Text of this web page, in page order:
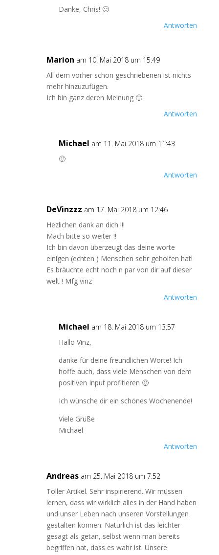
Danke, Chris! 🙂
Antworten
Marion am 10. Mai 2018 um 15:49
All dem vorher schon geschriebenen ist nichts
mehr hinzuzufügen.
Ich bin ganz deren Meinung 🙂
Antworten
Michael am 11. Mai 2018 um 11:43
🙂
Antworten
DeVinzzz am 17. Mai 2018 um 12:46
Hezlichen dank an dich !!!
Mach bitte so weiter !!
Ich bin davon überzeugt das deine worte
einigen (echten ) Menschen sehr geholfen hat!
Es bräuchte echt noch n par von dir auf dieser
welt ! Mfg vinz
Antworten
Michael am 18. Mai 2018 um 13:57
Hallo Vinz,
danke für deine freundlichen Worte! Ich
hoffe auch, dass viele Menschen von dem
positiven Input profitieren 🙂
Ich wünsche dir ein schönes Wochenende!
Viele Grüße
Michael
Antworten
Andreas am 25. Mai 2018 um 7:52
Toller Artikel. Sehr inspirierend. Wir müssen
lernen, dass wir wirklich alles in der Hand haben
und unser Leben nach unseren Vorstellungen
gestalten können. Natürlich ist das leichter
gesagt als getan, selbst wenn man bereits
begriffen hat, dass es wahr ist. Unsere